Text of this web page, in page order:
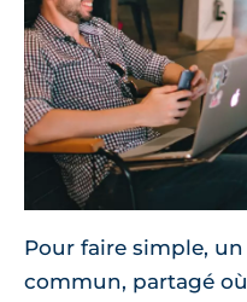
Pour faire simple,
commun, partagé